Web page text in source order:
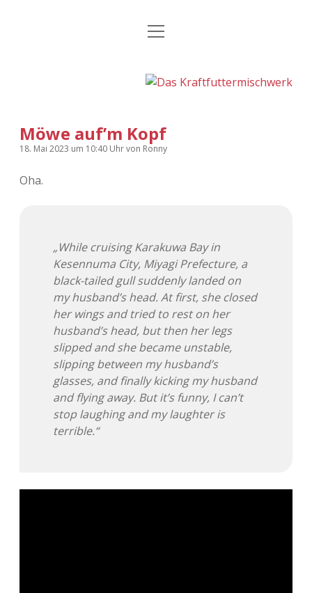
Kategorien
Doku
Nur mal so
Täglicher Sinnwahn
Visuelles
Wandnotizen
Instagrams
Adventskalender 2011
Adventskalender 2012
Adventskalender 2013
Adventskalender 2014
Adventskalender 2015
Adventskalender 2016
facebook
instagram
rsssoundcloud
vimeoBluesky
Menü
Möwe auf’m Kopf
18. Mai 2023 um 10:40 Uhrvon Ronny
Oha.
„While cruising Karakuwa Bay in
Kesennuma City, Miyagi Prefecture, a
black-tailed gull suddenly landed on
my husband’s head. At first, she closed
her wings and tried to rest on her
husband’s head, but then her legs
slipped and she became unstable,
slipping between my husband’s
glasses, and finally kicking my husband
and flying away. But it’s funny, I can’t
stop laughing and my laughter is
terrible.“